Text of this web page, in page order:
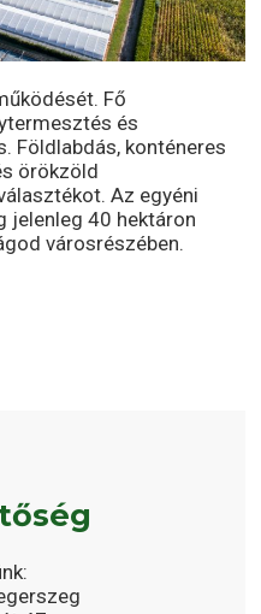
Fő
és
Földlabdás, konténeres
örökzöld
Az egyéni
jelenleg 40 hektáron
városrészében.